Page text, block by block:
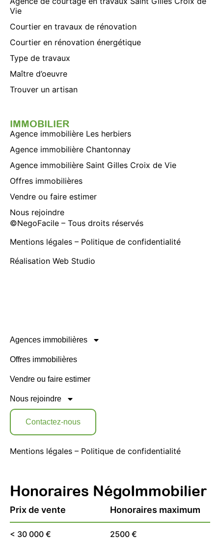
Vie
Courtier en travaux de rénovation
Courtier en rénovation énergétique
Type de travaux
Maître d’oeuvre
Trouver un artisan
IMMOBILIER
Agence immobilière Les herbiers
Agence immobilière Chantonnay
Agence immobilière Saint Gilles Croix de Vie
Offres immobilières
Vendre ou faire estimer
Nous rejoindre
©NegoFacile – Tous droits réservés
Mentions légales – Politique de confidentialité
Réalisation Web Studio
Agences immobilières
Offres immobilières
Vendre ou faire estimer
Nous rejoindre
Contactez-nous
Mentions légales – Politique de confidentialité
Honoraires NégoImmobilier
Prix de vente Honoraires maximum
< 30 000 € 2500 €